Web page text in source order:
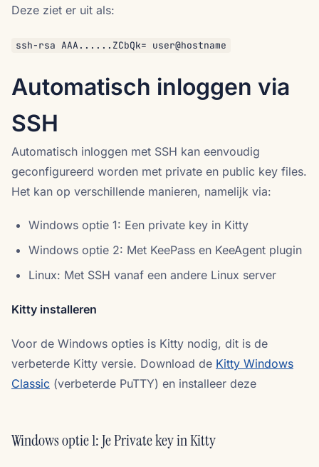
Deze ziet er uit als:
ssh-rsa AAA......ZCbQk= user@hostname
Automatisch inloggen via
SSH
Automatisch inloggen met SSH kan eenvoudig
geconfigureerd worden met private en public key files.
Het kan op verschillende manieren, namelijk via:
Windows optie 1: Een private key in Kitty
Windows optie 2: Met KeePass en KeeAgent plugin
Linux: Met SSH vanaf een andere Linux server
Kitty installeren
Voor de Windows opties is Kitty nodig, dit is de
verbeterde Kitty versie. Download de Kitty Windows
Classic (verbeterde PuTTY) en installeer deze
Windows optie 1: Je Private key in Kitty